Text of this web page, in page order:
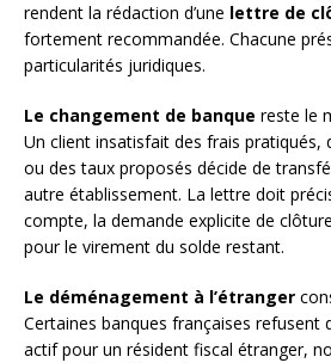
rendent la rédaction d’une lettre de
fortement recommandée. Chacune
particularités juridiques.
Le changement de banque reste le
Un client insatisfait des frais pratiqués,
ou des taux proposés décide de
autre établissement. La lettre doit
compte, la demande explicite de
pour le virement du solde restant.
Le déménagement à l’étranger
Certaines banques françaises refusent
actif pour un résident fiscal étranger,